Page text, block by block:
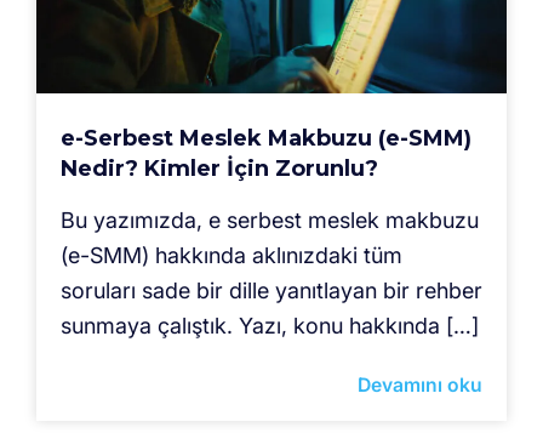
e-Serbest Meslek Makbuzu (e-SMM)
Nedir? Kimler İçin Zorunlu?
Bu yazımızda, e serbest meslek makbuzu
(e-SMM) hakkında aklınızdaki tüm
soruları sade bir dille yanıtlayan bir rehber
sunmaya çalıştık. Yazı, konu hakkında […]
Devamını oku